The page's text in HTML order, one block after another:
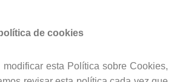
de cookies
esta Política sobre Cookies,